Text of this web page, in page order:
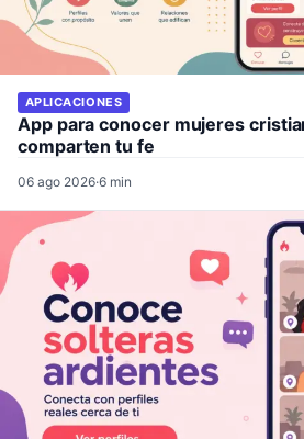
APLICACIONES
App para conocer mujeres
comparten tu fe
06 ago 2026·6 min